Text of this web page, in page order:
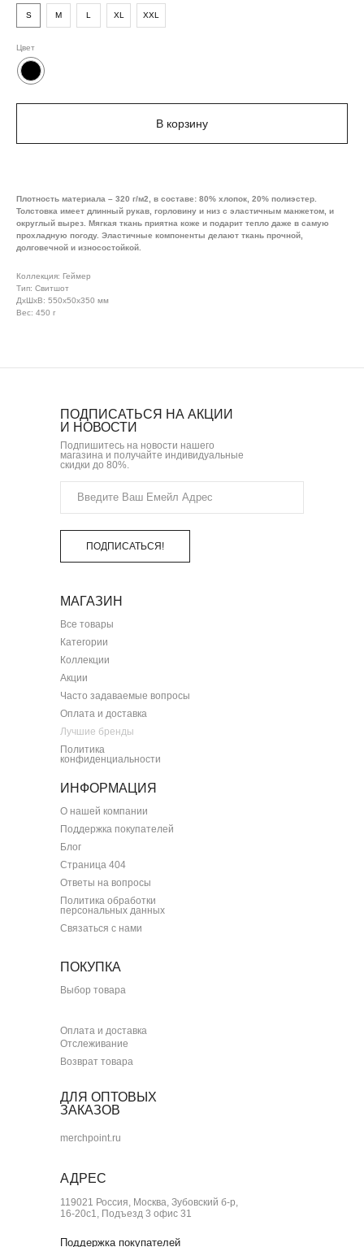
S M L XL XXL
Цвет
В корзину
Плотность материала – 320 г/м2, в составе: 80% хлопок, 20% полиэстер.
Толстовка имеет длинный рукав, горловину и низ с эластичным манжетом, и
округлый вырез. Мягкая ткань приятна коже и подарит тепло даже в самую
прохладную погоду. Эластичные компоненты делают ткань прочной,
долговечной и износостойкой.
Коллекция: Геймер
Тип: Свитшот
ДxШxВ: 550x50x350 мм
Вес: 450 г
ПОДПИСАТЬСЯ НА АКЦИИ
И НОВОСТИ
Подпишитесь на новости нашего
магазина и получайте индивидуальные
скидки до 80%.
ПОДПИСАТЬСЯ!
МАГАЗИН
ИНФОРМАЦИЯ
ПОКУПКА
АДРЕС
Все товары
Категории
Коллекции
Акции
Часто задаваемые вопросы
Оплата и доставка
Лучшие бренды
Политика
конфиденциальности
О нашей компании
Поддержка покупателей
Блог
Страница 404
Ответы на вопросы
Политика обработки
персональных данных
Связаться с нами
Выбор товара
Оплата и доставка
Отслеживание
119021 Россия, Москва, Зубовский б-р,
16-20с1, Подъезд 3 офис 31
Поддержка покупателей
Возврат товара
ДЛЯ ОПТОВЫХ
ЗАКАЗОВ
merchpoint.ru